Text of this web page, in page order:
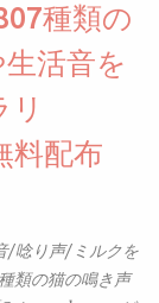
種類の
活音を
料配布
/唸り声/ミルクを
類の猫の鳴き声